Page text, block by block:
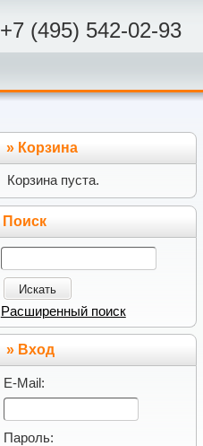
+7 (495) 542-02-93
» Корзина
Корзина пуста.
Поиск
Искать
Расширенный поиск
» Вход
E-Mail:
Пароль: